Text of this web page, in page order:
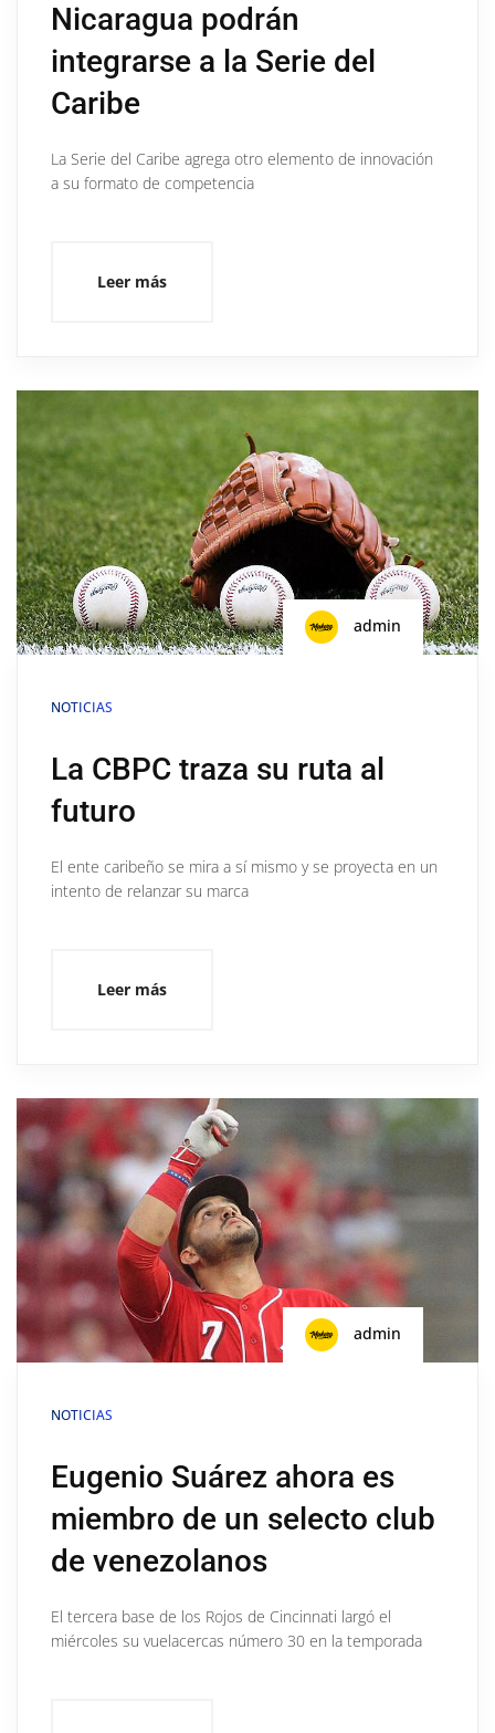
Nicaragua podrán
integrarse a la Serie del
Caribe
La Serie del Caribe agrega otro elemento de innovación
a su formato de competencia
Leer más
admin
NOTICIAS
La CBPC traza su ruta al
futuro
El ente caribeño se mira a sí mismo y se proyecta en un
intento de relanzar su marca
Leer más
admin
NOTICIAS
Eugenio Suárez ahora es
miembro de un selecto club
de venezolanos
El tercera base de los Rojos de Cincinnati largó el
miércoles su vuelacercas número 30 en la temporada